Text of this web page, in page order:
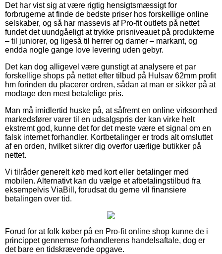
Det har vist sig at være rigtig hensigtsmæssigt for
forbrugerne at finde de bedste priser hos forskellige online
selskaber, og så har massevis af Pro-fit outlets på nettet
fundet det uundgåeligt at trykke prisniveauet på produkterne
– til juniorer, og ligeså til herrer og damer – markant, og
endda nogle gange love levering uden gebyr.
Det kan dog alligevel være gunstigt at analysere et par
forskellige shops på nettet efter tilbud på Hulsav 62mm profit
hm forinden du placerer ordren, sådan at man er sikker på at
modtage den mest betalelige pris.
Man må imidlertid huske på, at såfremt en online virksomhed
markedsfører varer til en udsalgspris der kan virke helt
ekstremt god, kunne det for det meste være et signal om en
falsk internet forhandler. Kortbetalinger er trods alt omsluttet
af en orden, hvilket sikrer dig overfor uærlige butikker på
nettet.
Vi tilråder generelt køb med kort eller betalinger med
mobilen. Alternativt kan du vælge et afbetalingstilbud fra
eksempelvis ViaBill, forudsat du gerne vil finansiere
betalingen over tid.
Forud for at folk køber på en Pro-fit online shop kunne de i
princippet gennemse forhandlerens handelsaftale, dog er
det bare en tidskrævende opgave.